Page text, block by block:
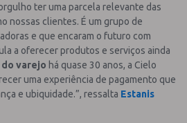
ter uma parcela relevante das
nossas clientes. É um grupo de
e que encaram o futuro com
a oferecer produtos e serviços ainda
varejo há quase 30 anos, a Cielo
uma experiência de pagamento que
e ubiquidade.”, ressalta Estanis